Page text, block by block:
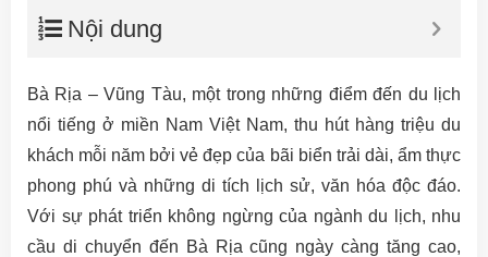
Nội dung
Bà Rịa – Vũng Tàu, một trong những điểm đến du lịch
nổi tiếng ở miền Nam Việt Nam, thu hút hàng triệu du
khách mỗi năm bởi vẻ đẹp của bãi biển trải dài, ẩm thực
phong phú và những di tích lịch sử, văn hóa độc đáo.
Với sự phát triển không ngừng của ngành du lịch, nhu
cầu di chuyển đến Bà Rịa cũng ngày càng tăng cao,